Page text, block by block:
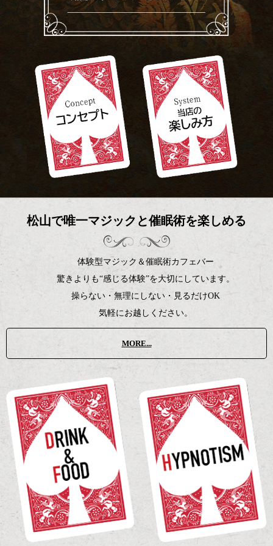
松山で唯一マジックと催眠術を楽しめる
体験型マジック＆催眠術カフェバー
驚きよりも“感じる体験”を大切にしています。
操らない・無理にしない・見るだけOK
気軽にお越しください。
MORE...